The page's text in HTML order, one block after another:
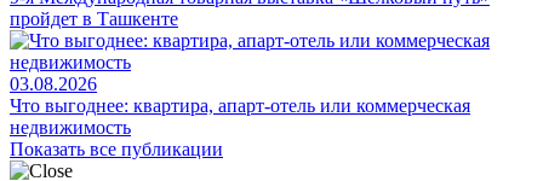
пройдет в Ташкенте
03.08.2026
Что выгоднее: квартира, апарт-отель или коммерческая
недвижимость
Показать все публикации